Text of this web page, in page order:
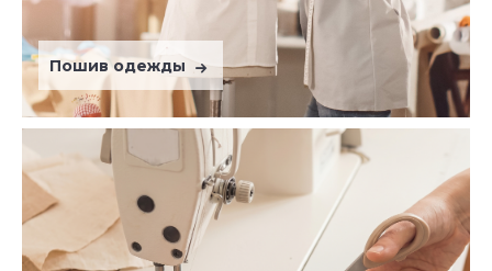
Пошив одежды